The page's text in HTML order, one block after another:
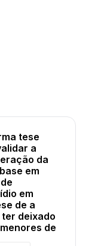
tese
a
da
em
em
de a
deixado
de